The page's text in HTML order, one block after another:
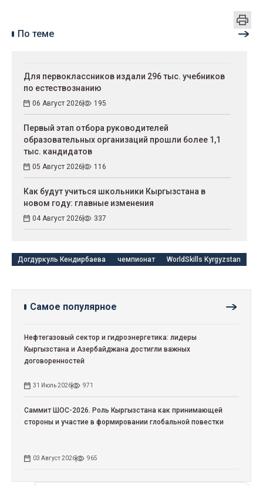
По теме
Для первоклассников издали 296 тыс. учебников
по естествознанию
06 Август 2026 195
Первый этап отбора руководителей
образовательных организаций прошли более 1,1
тыс. кандидатов
05 Август 2026 116
Как будут учиться школьники Кыргызстана в
новом году: главные изменения
04 Август 2026 337
Догдуркуль Кендирбаева чемпионат WorldSkills Kyrgyzstan
Самое популярное
Нефтегазовый сектор и гидроэнергетика: лидеры
Кыргызстана и Азербайджана достигли важных
договоренностей
31 Июль 2026 971
Саммит ШОС-2026. Роль Кыргызстана как принимающей
стороны и участие в формировании глобальной повестки
03 Август 2026 965